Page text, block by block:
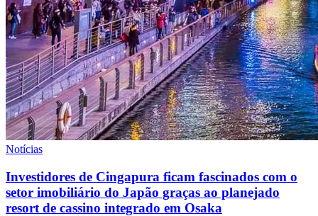
Notícias
Investidores de Cingapura ficam fascinados com o
setor imobiliário do Japão graças ao planejado
resort de cassino integrado em Osaka